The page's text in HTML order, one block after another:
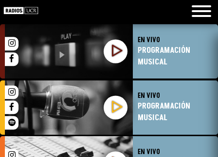
EN VIVO
PROGRAMACIÓN
MUSICAL
EN VIVO
PROGRAMACIÓN
MUSICAL
EN VIVO